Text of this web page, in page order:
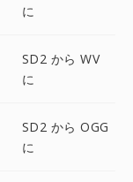
に
SD2 から WV
に
SD2 から OGG
に